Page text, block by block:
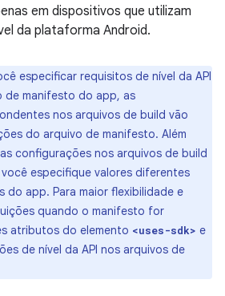
em dispositivos que utilizam
da plataforma Android.
especificar requisitos de nível da API
de manifesto do app, as
nos arquivos de build vão
do arquivo de manifesto. Além
configurações nos arquivos de build
especifique valores diferentes
do app. Para maior flexibilidade e
quando o manifesto for
atributos do elemento <uses-sdk> e
de nível da API nos arquivos de